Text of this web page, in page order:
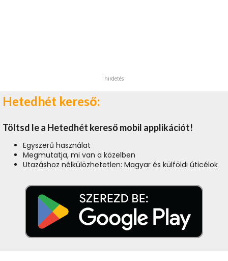
hirdetés
Hetedhét kereső:
Töltsd le a Hetedhét kereső mobil applikációt!
Egyszerű használat
Megmutatja, mi van a közelben
Utazáshoz nélkülözhetetlen: Magyar és külföldi úticélok